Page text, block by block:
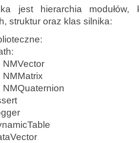
jest hierarchia
struktur oraz klas silnika:
NMVector
NMMatrix
NMQuaternion